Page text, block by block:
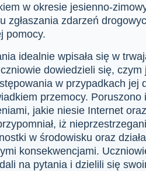
w okresie jesienno-
zgłaszania zdarzeń
pomocy.
idealnie wpisała się w
dowiedzieli się,
w przypadkach jej
przemocy.
jakie niesie Internet
iż
w środowisku oraz
konsekwencjami.
na pytania i dzielili się